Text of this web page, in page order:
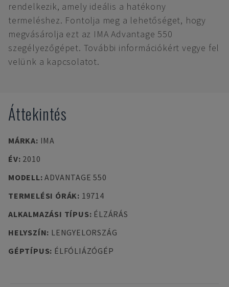
rendelkezik, amely ideális a hatékony
termeléshez. Fontolja meg a lehetőséget, hogy
megvásárolja ezt az IMA Advantage 550
szegélyezőgépet. További információkért vegye fel
velünk a kapcsolatot.
Áttekintés
MÁRKA: IMA
ÉV: 2010
MODELL:ADVANTAGE 550
TERMELÉSI ÓRÁK: 19714
ALKALMAZÁSI TÍPUS: ÉLZÁRÁS
HELYSZÍN: LENGYELORSZÁG
GÉPTÍPUS: ÉLFÓLIÁZÓGÉP